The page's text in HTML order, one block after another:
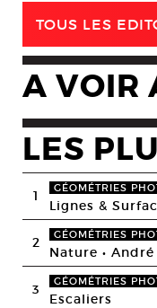
TOUS LES
A VOIR
LES
1 GÉOMÉTRIES
Lignes &
2 GÉOMÉTRIES
Nature •
3 GÉOMÉTRIES
Escaliers